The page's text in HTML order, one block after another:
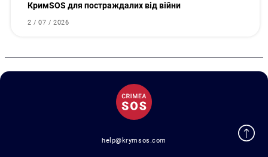
Пошук за запитом:
КримSOS для постраждалих від війни
2 / 07 / 2026
help@krymsos.com